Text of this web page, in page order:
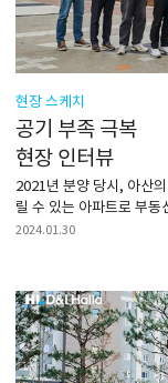
현장 스케치
공기 부족 극복
현장 인터뷰
2021년 분양 당시, 아산
릴 수 있는 아파트로 부동
2024.01.30